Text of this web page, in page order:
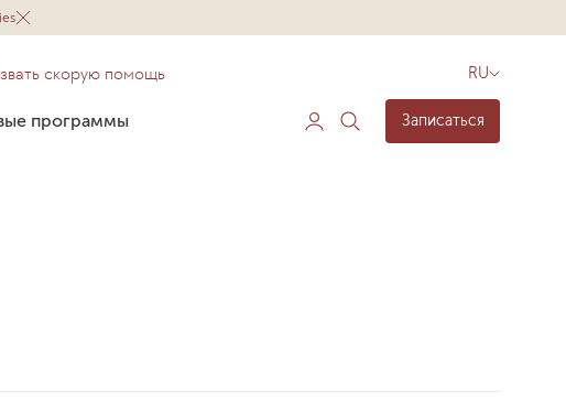
скорую помощь RU
программы Записаться